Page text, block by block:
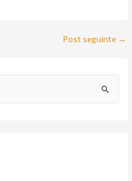
Post seguinte →